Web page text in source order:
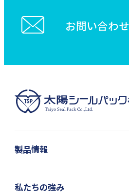
お問い合わせ
製品情報
私たちの強み